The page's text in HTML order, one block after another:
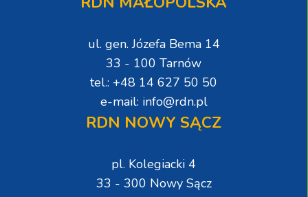
ul. gen. Józefa Bema 14
33 - 100 Tarnów
tel.: +48 14 627 50 50
e-mail: info@rdn.pl
RDN NOWY SĄCZ
pl. Kolegiacki 4
33 - 300 Nowy Sącz